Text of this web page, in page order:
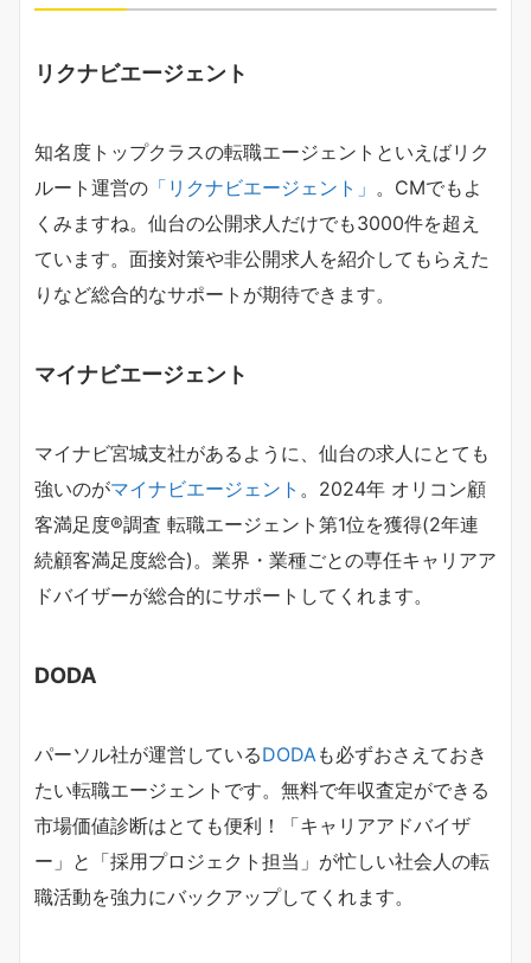
リクナビエージェント
知名度トップクラスの転職エージェントといえばリク
ルート運営の 「リクナビエージェント」 。CMでもよ
くみますね。仙台の公開求人だけでも3000件を超え
ています。面接対策や非公開求人を紹介してもらえた
りなど総合的なサポートが期待できます。
マイナビエージェント
マイナビ宮城支社があるように、仙台の求人にとても
強いのがマイナビエージェント 。2024年 オリコン顧
客満足度®調査 転職エージェント第1位を獲得(2年連
続顧客満足度総合)。業界・業種ごとの専任キャリアア
ドバイザーが総合的にサポートしてくれます。
DODA
パーソル社が運営しているDODA も必ずおさえておき
たい転職エージェントです。無料で年収査定ができる
市場価値診断はとても便利！「キャリアアドバイザ
ー」と「採用プロジェクト担当」が忙しい社会人の転
職活動を強力にバックアップしてくれます。